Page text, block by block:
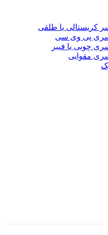
کریستالی یا طلقی
پی وی سی
چوبی یا فیبر
مقوایی